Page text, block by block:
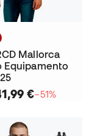
Mallorca
Equipamento
€−51%